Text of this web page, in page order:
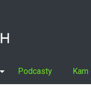
Podcasty Kam